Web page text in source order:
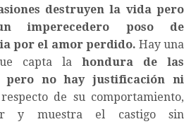
destruyen la vida pero
imperecedero poso de
por el amor perdido. Hay una
capta la hondura de las
pero no hay justificación ni
respecto de su comportamiento,
y muestra el castigo sin